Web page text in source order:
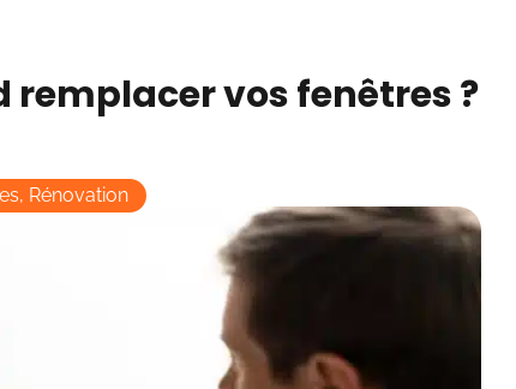
vos fenêtres ?
, Rénovation